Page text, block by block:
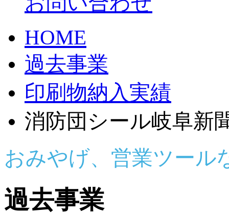
HOME
過去事業
印刷物納入実績
消防団シール岐阜新
おみやげ、営業ツール
過去事業